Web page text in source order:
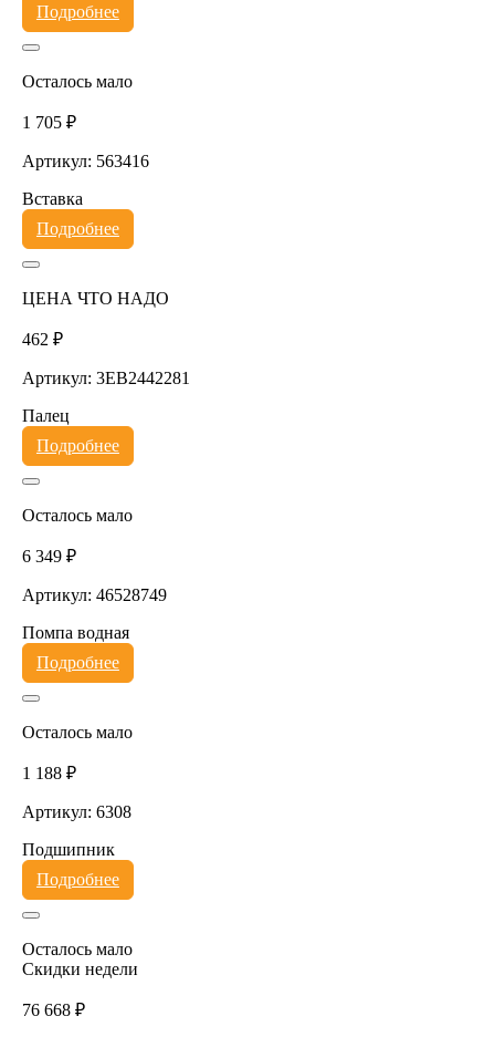
Подробнее
Осталось мало
1 705 ₽
Артикул: 563416
Вставка
Подробнее
ЦЕНА ЧТО НАДО
462 ₽
Артикул: 3EB2442281
Палец
Подробнее
Осталось мало
6 349 ₽
Артикул: 46528749
Помпа водная
Подробнее
Осталось мало
1 188 ₽
Артикул: 6308
Подшипник
Подробнее
Осталось мало
Скидки недели
76 668 ₽